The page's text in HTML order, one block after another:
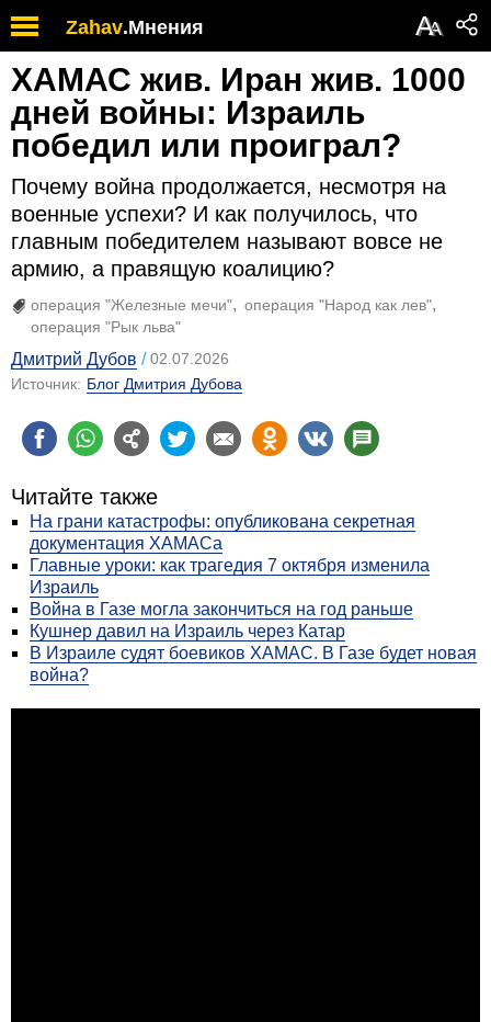
Zahav.Мнения АА
ХАМАС жив. Иран жив. 1000
дней войны: Израиль
победил или проиграл?
Почему война продолжается, несмотря на
военные успехи? И как получилось, что
главным победителем называют вовсе не
армию, а правящую коалицию?
операция "Железные мечи"
операция "Народ как лев"
операция "Рык льва"
Дмитрий Дубов
02.07.2026
Источник: Блог Дмитрия Дубова
Читайте также
На грани катастрофы: опубликована секретная
документация XАМАСа
Главные уроки: как трагедия 7 октября изменила
Израиль
Война в Газе могла закончиться на год раньше
Кушнер давил на Израиль через Катар
В Израиле судят боевиков ХАМАС. В Газе будет новая
война?